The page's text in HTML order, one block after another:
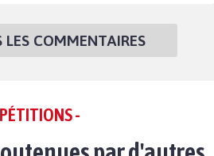
LES COMMENTAIRES
-